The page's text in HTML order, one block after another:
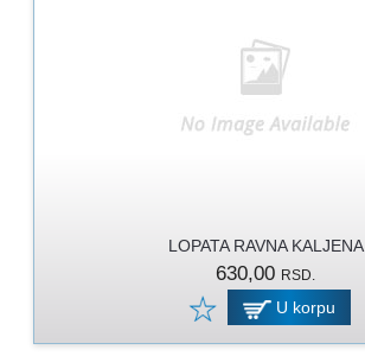
LOPATA RAVNA KALJENA
630,00 RSD.
U korpu